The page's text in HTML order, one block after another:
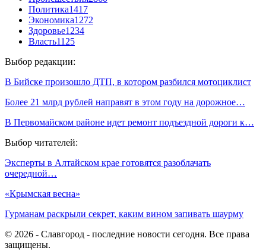
Политика1417
Экономика1272
Здоровье1234
Власть1125
Выбор редакции:
В Бийске произошло ДТП, в котором разбился мотоциклист
Более 21 млрд рублей направят в этом году на дорожное…
В Первомайском районе идет ремонт подъездной дороги к…
Выбор читателей:
Эксперты в Алтайском крае готовятся разоблачать
очередной…
«Крымская весна»
Гурманам раскрыли секрет, каким вином запивать шаурму
© 2026 - Славгород - последние новости сегодня. Все права
защищены.